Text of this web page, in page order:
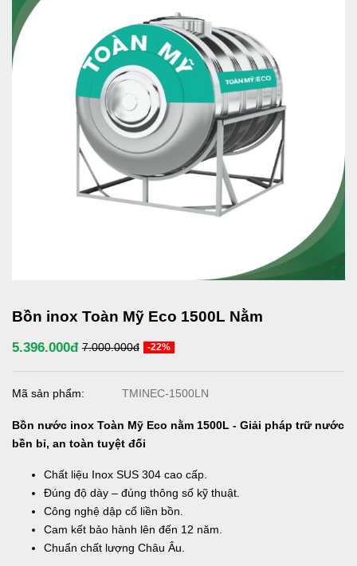
Bồn inox Toàn Mỹ Eco 1500L Nằm
5.396.000đ 7.000.000đ -22%
Mã sản phẩm: TMINEC-1500LN
Bồn nước inox Toàn Mỹ Eco nằm 1500L - Giải pháp trữ nước
bền bỉ, an toàn tuyệt đối
Chất liệu Inox SUS 304 cao cấp.
Đúng độ dày – đúng thông số kỹ thuật.
Công nghệ dập cổ liền bồn.
Cam kết bảo hành lên đến 12 năm.
Chuẩn chất lượng Châu Âu.